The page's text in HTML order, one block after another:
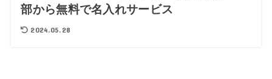
部から無料で名入れサービス
2024.05.28